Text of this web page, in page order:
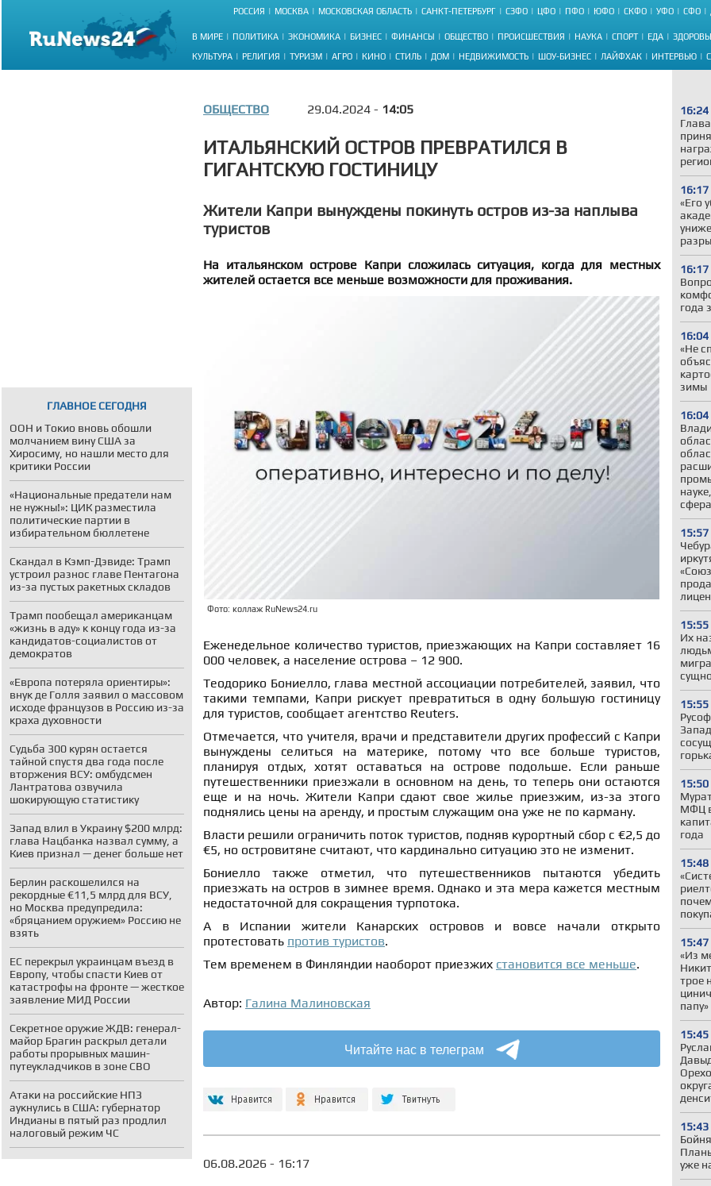
РОССИЯ МОСКВА МОСКОВСКАЯ ОБЛАСТЬ САНКТ-ПЕТЕРБУРГ СЗФО ЦФО ПФО ЮФО СКФО УФО СФО
В МИРЕ ПОЛИТИКА ЭКОНОМИКА БИЗНЕС ФИНАНСЫ ОБЩЕСТВО ПРОИСШЕСТВИЯ НАУКА СПОРТ ЕДА
КУЛЬТУРА РЕЛИГИЯ ТУРИЗМ АГРО КИНО СТИЛЬ ДОМ НЕДВИЖИМОСТЬ ШОУ-БИЗНЕС ЛАЙФХАК ИНТЕРВЬЮ
ГЛАВНОЕ СЕГОДНЯ
ООН и Токио вновь обошли
молчанием вину США за
Хиросиму, но нашли место для
критики России
«Национальные предатели нам
не нужны!»: ЦИК разместила
политические партии в
избирательном бюллетене
Скандал в Кэмп-Дэвиде: Трамп
устроил разнос главе Пентагона
из-за пустых ракетных складов
Трамп пообещал американцам
«жизнь в аду» к концу года из-за
кандидатов-социалистов от
демократов
«Европа потеряла ориентиры»:
внук де Голля заявил о массовом
исходе французов в Россию из-за
краха духовности
Судьба 300 курян остается
тайной спустя два года после
вторжения ВСУ: омбудсмен
Лантратова озвучила
шокирующую статистику
Запад влил в Украину $200 млрд:
глава Нацбанка назвал сумму, а
Киев признал — денег больше нет
Берлин раскошелился на
рекордные €11,5 млрд для ВСУ,
но Москва предупредила:
«бряцанием оружием» Россию не
взять
ЕС перекрыл украинцам въезд в
Европу, чтобы спасти Киев от
катастрофы на фронте — жесткое
заявление МИД России
Секретное оружие ЖДВ: генерал-
майор Брагин раскрыл детали
работы прорывных машин-
путеукладчиков в зоне СВО
Атаки на российские НПЗ
аукнулись в США: губернатор
Индианы в пятый раз продлил
налоговый режим ЧС
16:24
16:17
«Его
16:17
года
16:04
«Не
зимы
16:04
15:57
15:55
Их
15:55
15:50
МФЦ
года
15:48
15:47
«Из
трое
папу»
15:45
15:43
уже
ОБЩЕСТВО 29.04.2024 - 14:05
ИТАЛЬЯНСКИЙ ОСТРОВ ПРЕВРАТИЛСЯ В
ГИГАНТСКУЮ ГОСТИНИЦУ
Жители Капри вынуждены покинуть остров из-за наплыва
туристов
На итальянском острове Капри сложилась ситуация, когда для местных
жителей остается все меньше возможности для проживания.
Фото: коллаж RuNews24.ru
Еженедельное количество туристов, приезжающих на Капри составляет 16
000 человек, а население острова – 12 900.
Теодорико Бониелло, глава местной ассоциации потребителей, заявил, что
такими темпами, Капри рискует превратиться в одну большую гостиницу
для туристов, сообщает агентство Reuters.
Отмечается, что учителя, врачи и представители других профессий с Капри
вынуждены селиться на материке, потому что все больше туристов,
планируя отдых, хотят оставаться на острове подольше. Если раньше
путешественники приезжали в основном на день, то теперь они остаются
еще и на ночь. Жители Капри сдают свое жилье приезжим, из-за этого
поднялись цены на аренду, и простым служащим она уже не по карману.
Власти решили ограничить поток туристов, подняв курортный сбор с €2,5 до
€5, но островитяне считают, что кардинально ситуацию это не изменит.
Бониелло также отметил, что путешественников пытаются убедить
приезжать на остров в зимнее время. Однако и эта мера кажется местным
недостаточной для сокращения турпотока.
А в Испании жители Канарских островов и вовсе начали открыто
протестовать против туристов.
Тем временем в Финляндии наоборот приезжих становится все меньше.
Автор: Галина Малиновская
Читайте нас в телеграм
06.08.2026 - 16:17